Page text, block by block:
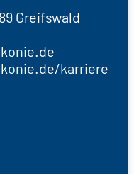
Greifswald
karriere